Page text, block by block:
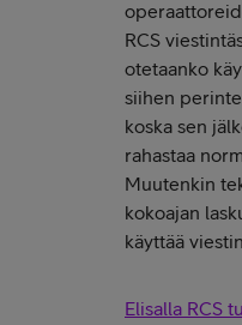
RCS
otetaanko
siihen
koska sen
rahastaa
Muutenkin
kokoajan
käyttää
Elisalla RCS